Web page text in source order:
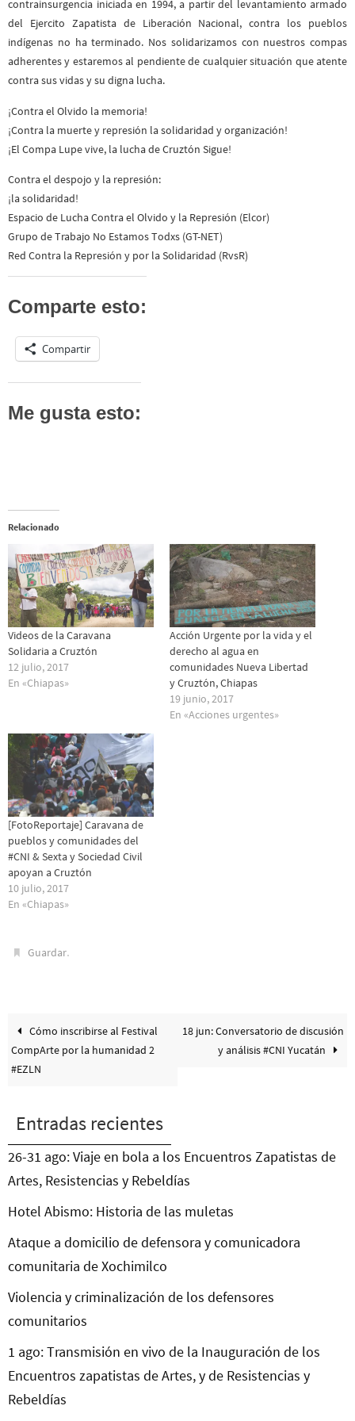
contrainsurgencia iniciada en 1994, a partir del levantamiento armado
del Ejercito Zapatista de Liberación Nacional, contra los pueblos
indígenas no ha terminado. Nos solidarizamos con nuestros compas
adherentes y estaremos al pendiente de cualquier situación que atente
contra sus vidas y su digna lucha.
¡Contra el Olvido la memoria!
¡Contra la muerte y represión la solidaridad y organización!
¡El Compa Lupe vive, la lucha de Cruztón Sigue!
Contra el despojo y la represión:
¡la solidaridad!
Espacio de Lucha Contra el Olvido y la Represión (Elcor)
Grupo de Trabajo No Estamos Todxs (GT-NET)
Red Contra la Represión y por la Solidaridad (RvsR)
Comparte esto:
Compartir
Me gusta esto:
Relacionado
Videos de la Caravana
Solidaria a Cruztón
12 julio, 2017
En «Chiapas»
Acción Urgente por la vida y el
derecho al agua en
comunidades Nueva Libertad
y Cruztón, Chiapas
19 junio, 2017
En «Acciones urgentes»
[FotoReportaje] Caravana de
pueblos y comunidades del
#CNI & Sexta y Sociedad Civil
apoyan a Cruztón
10 julio, 2017
En «Chiapas»
Guardar.
Cómo inscribirse al Festival
CompArte por la humanidad 2
#EZLN
18 jun: Conversatorio de discusión
y análisis #CNI Yucatán
Entradas recientes
26-31 ago: Viaje en bola a los Encuentros Zapatistas de
Artes, Resistencias y Rebeldías
Hotel Abismo: Historia de las muletas
Ataque a domicilio de defensora y comunicadora
comunitaria de Xochimilco
Violencia y criminalización de los defensores
comunitarios
1 ago: Transmisión en vivo de la Inauguración de los
Encuentros zapatistas de Artes, y de Resistencias y
Rebeldías